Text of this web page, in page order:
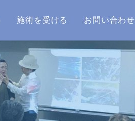
施術を受ける お問い合わせ